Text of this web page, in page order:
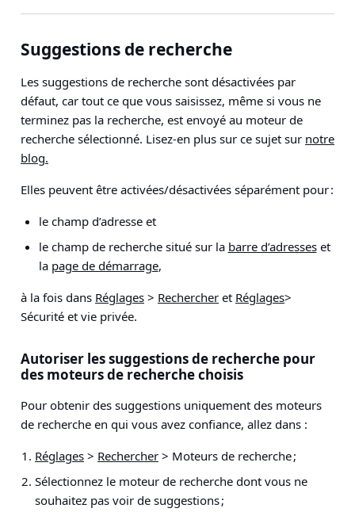
Suggestions de recherche
Les suggestions de recherche sont désactivées par
défaut, car tout ce que vous saisissez, même si vous ne
terminez pas la recherche, est envoyé au moteur de
recherche sélectionné. Lisez-en plus sur ce sujet sur notre
blog.
Elles peuvent être activées/désactivées séparément pour :
le champ d’adresse et
le champ de recherche situé sur la barre d’adresseset
la page de démarrage,
à la fois dans Réglages > Rechercher et Réglages>
Sécurité et vie privée.
Autoriser les suggestions de recherche pour
des moteurs de recherche choisis
Pour obtenir des suggestions uniquement des moteurs
de recherche en qui vous avez confiance, allez dans :
Réglages > Rechercher > Moteurs de recherche;
Sélectionnez le moteur de recherche dont vous ne
souhaitez pas voir de suggestions ;